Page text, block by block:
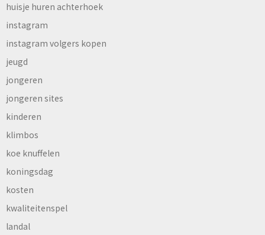
huisje huren achterhoek
instagram
instagram volgers kopen
jeugd
jongeren
jongeren sites
kinderen
klimbos
koe knuffelen
koningsdag
kosten
kwaliteitenspel
landal